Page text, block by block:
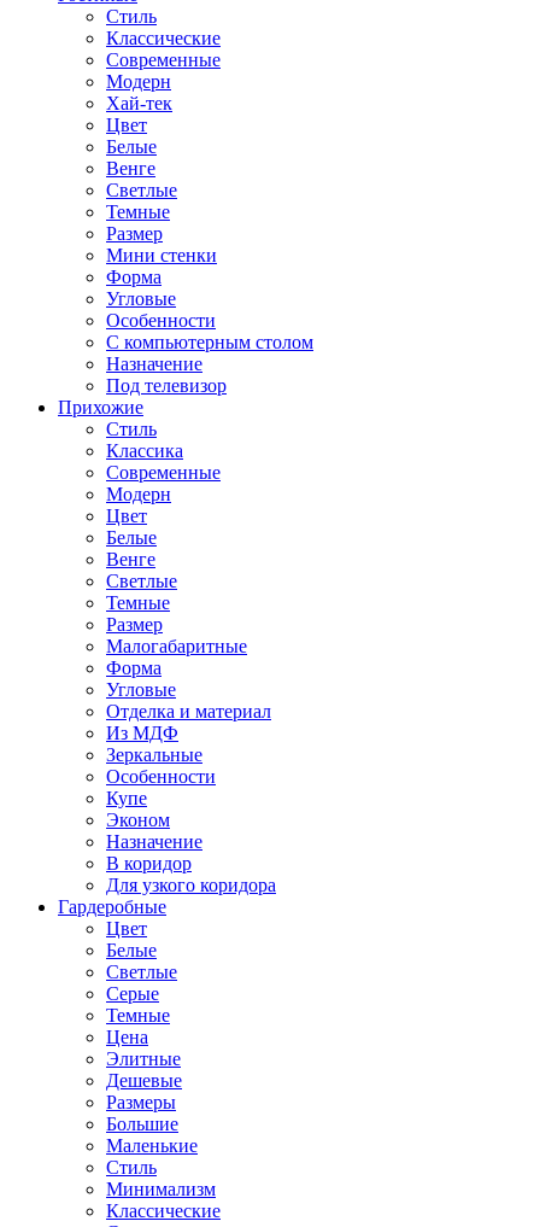
Стиль
Классические
Современные
Модерн
Хай-тек
Цвет
Белые
Венге
Светлые
Темные
Размер
Мини стенки
Форма
Угловые
Особенности
С компьютерным столом
Назначение
Под телевизор
Прихожие
Стиль
Классика
Современные
Модерн
Цвет
Белые
Венге
Светлые
Темные
Размер
Малогабаритные
Форма
Угловые
Отделка и материал
Из МДФ
Зеркальные
Особенности
Купе
Эконом
Назначение
В коридор
Для узкого коридора
Гардеробные
Цвет
Белые
Светлые
Серые
Темные
Цена
Элитные
Дешевые
Размеры
Большие
Маленькие
Стиль
Минимализм
Классические